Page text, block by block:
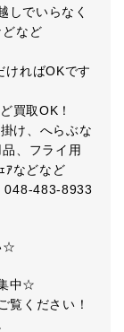
しでいらなく
など
ければOKです
買取OK！
け、へらぶな
、フライ用
ｱなどなど
048-483-8933
☆
集中☆
覧ください！